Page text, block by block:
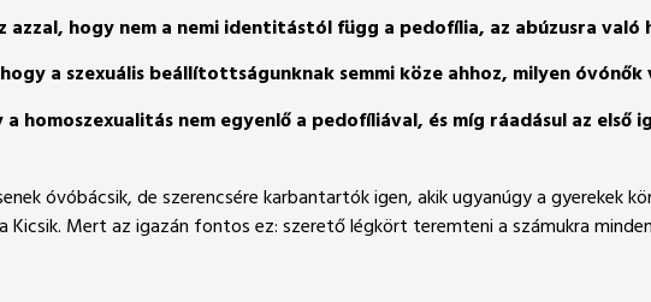
hogy nem a nemi identitástól függ a pedofília, az abúzusra való
a szexuális beállítottságunknak semmi köze ahhoz, milyen óvónők
homoszexualitás nem egyenlő a pedofíliával, és míg ráadásul az első
óvóbácsik, de szerencsére karbantartók igen, akik ugyanúgy a gyerekek
Kicsik. Mert az igazán fontos ez: szerető légkört teremteni a számukra